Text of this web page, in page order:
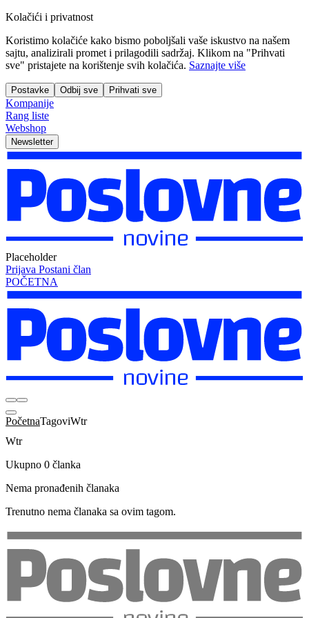
Kolačići i privatnost
Koristimo kolačiće kako bismo poboljšali vaše iskustvo na našem
sajtu, analizirali promet i prilagodili sadržaj. Klikom na "Prihvati
sve" pristajete na korištenje svih kolačića. Saznajte više
Postavke Odbij sve Prihvati sve
Kompanije
Rang liste
Webshop
Newsletter
Placeholder
Prijava Postani član
POČETNA
PočetnaTagoviWtr
Wtr
Ukupno 0 članka
Nema pronađenih članaka
Trenutno nema članaka sa ovim tagom.